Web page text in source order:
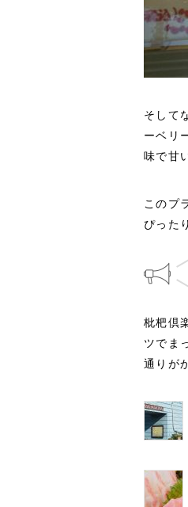
そして
ーベリ
味で甘
このプ
ぴった
枇杷倶
ツでま
通りが